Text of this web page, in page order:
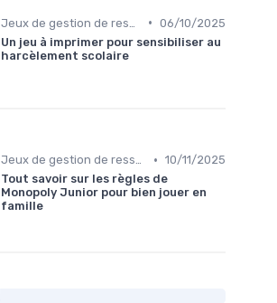
• 06/10/2025
Un jeu à imprimer pour sensibiliser au
harcèlement scolaire
Jeux de gestion de ressources • 10/11/2025
Tout savoir sur les règles de
Monopoly Junior pour bien jouer en
famille